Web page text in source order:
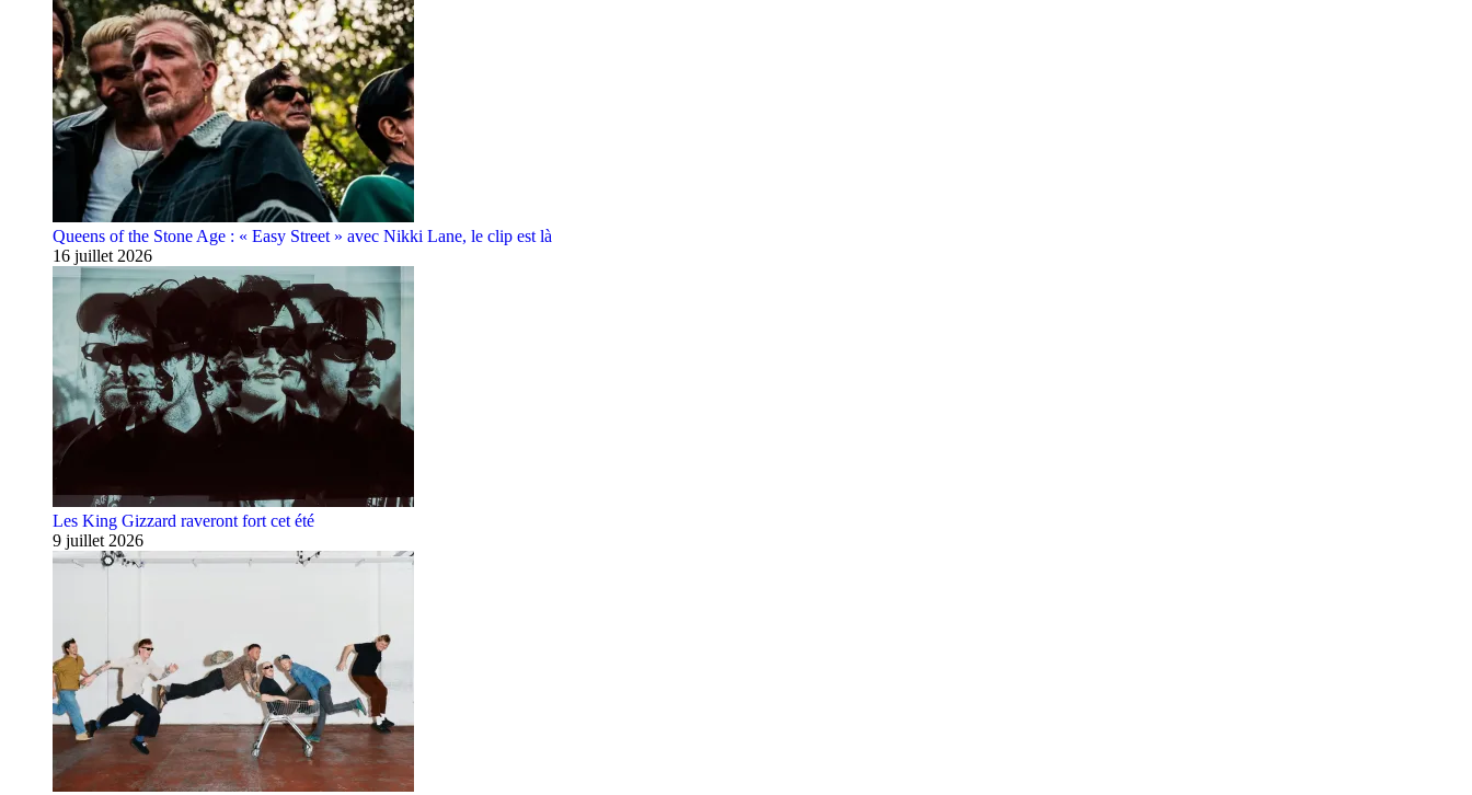
Queens of the Stone Age : « Easy Street » avec Nikki Lane, le clip est là
16 juillet 2026
Les King Gizzard raveront fort cet été
9 juillet 2026